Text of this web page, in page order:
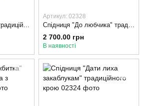
Спідниця "Багаття" традиційного крою з вибійкою
Артикул: 02328
Спідниця "До любчика" традиційна з оксамитовими смужками
2 700.00 грн
В наявності